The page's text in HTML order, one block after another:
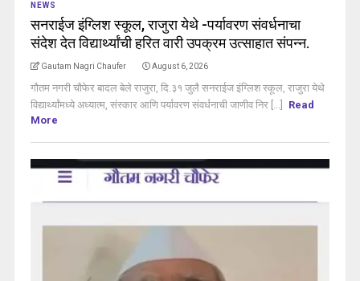
NEWS
सनराईज इंग्लिश स्कूल, राजुरा येथे -पर्यावरण संवर्धनाचा
संदेश देत विद्यार्थ्यांची हरित वारी उपक्रम उत्साहात संपन्न.
Gautam Nagri Chaufer August 6, 2026
गौतम नगरी चौफेर बादल बेले राजुरा, दि.३१ जुलै सनराईज इंग्लिश स्कूल, राजुरा येथे
विद्यार्थ्यांमध्ये अध्यात्म, संस्कार आणि पर्यावरण संवर्धनाची जाणीव निर [...]
Read
More